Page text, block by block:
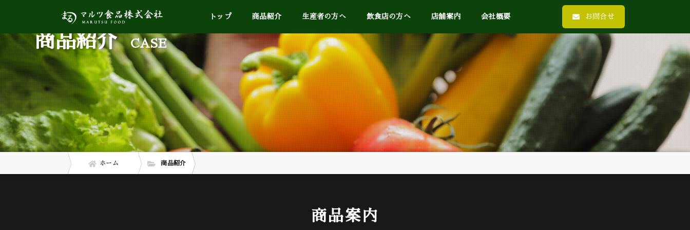
トップ 商品紹介 生産者の方へ 飲食店の方へ 店舗案内 会社概要 お問合せ
商品紹介 CASE
ホーム 商品紹介
商品案内